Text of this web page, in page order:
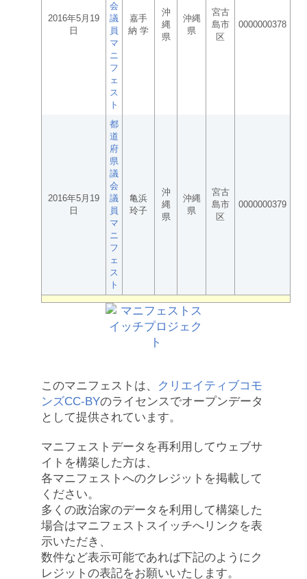
2016年5月19
日
会
議
員
マ
ニ
フ
ェ
ス
ト
嘉手
納 学
沖
縄
県
沖縄
県
宮古
島市
区
0000000378
2016年5月19
日
都
道
府
県
議
会
議
員
マ
ニ
フ
ェ
ス
ト
亀浜
玲子
沖
縄
県
沖縄
県
宮古
島市
区
0000000379
このマニフェストは、
クリエイティブコモ
ンズCC-BYのライセンスでオープンデータ
として提供されています。
マニフェストデータを再利用してウェブサ
イトを構築した方は、
各マニフェストへのクレジットを掲載して
ください。
多くの政治家のデータを利用して構築した
場合はマニフェストスイッチへリンクを表
示いただき、
数件など表示可能であれば下記のようにク
レジットの表記をお願いいたします。